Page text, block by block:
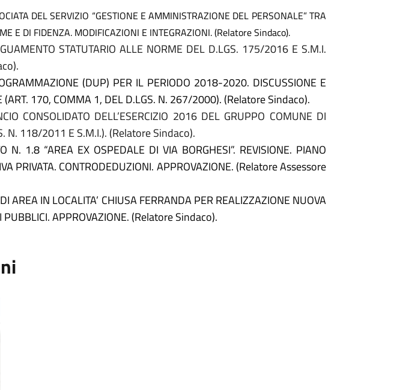
DEL SERVIZIO “GESTIONE E AMMINISTRAZIONE DEL PERSONALE” TRA
E DI FIDENZA. MODIFICAZIONI E INTEGRAZIONI. (Relatore Sindaco).
STATUTARIO ALLE NORME DEL D.LGS. 175/2016 E S.M.I.
(DUP) PER IL PERIODO 2018-2020. DISCUSSIONE E
(ART. 170, COMMA 1, DEL D.LGS. N. 267/2000). (Relatore Sindaco).
CONSOLIDATO DELL’ESERCIZIO 2016 DEL GRUPPO COMUNE DI
N. 118/2011 E S.M.I.). (Relatore Sindaco).
N. 1.8 “AREA EX OSPEDALE DI VIA BORGHESI”. REVISIONE. PIANO
PRIVATA. CONTRODEDUZIONI. APPROVAZIONE. (Relatore Assessore
AREA IN LOCALITA’ CHIUSA FERRANDA PER REALIZZAZIONE NUOVA
PUBBLICI. APPROVAZIONE. (Relatore Sindaco).